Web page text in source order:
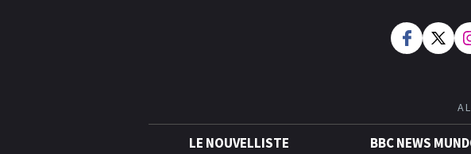
LE NOUVELLISTE BBC NEWS